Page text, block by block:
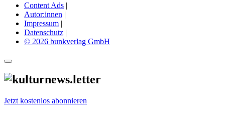
Content Ads |
Autor:innen |
Impressum |
Datenschutz |
© 2026 bunkverlag GmbH
Jetzt kostenlos abonnieren